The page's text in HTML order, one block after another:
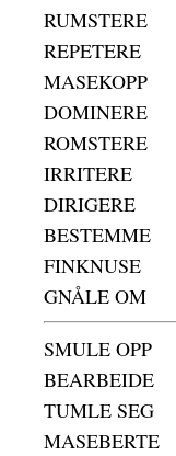
RUMSTERE
REPETERE
MASEKOPP
DOMINERE
ROMSTERE
IRRITERE
DIRIGERE
BESTEMME
FINKNUSE
GNÅLE OM
SMULE OPP
BEARBEIDE
TUMLE SEG
MASEBERTE